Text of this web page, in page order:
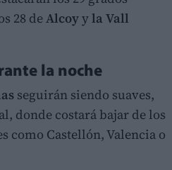
28 deAlcoyyla Vall
la noche
seguirán siendo suaves,
donde costará bajar de los
como Castellón, Valencia o